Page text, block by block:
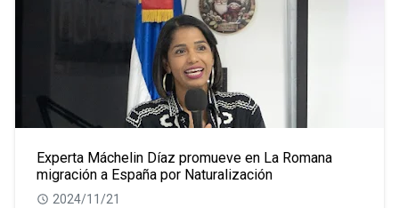
Experta Máchelin Díaz promueve en La Romana
migración a España por Naturalización
2024/11/21